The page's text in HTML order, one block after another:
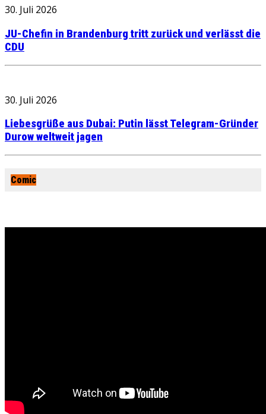
30. Juli 2026
JU-Chefin in Brandenburg tritt zurück und verlässt die
CDU
30. Juli 2026
Liebesgrüße aus Dubai: Putin lässt Telegram-Gründer
Durow weltweit jagen
Comic